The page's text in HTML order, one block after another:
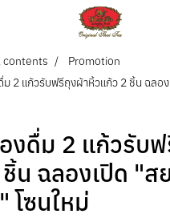
contents
Promotion
ม 2 แก้วรับฟรีถุงผ้าหิ้วแก้ว 2 ชิ้น ฉลอ
งดื่ม 2 แก้วรับ
น ฉลองเปิด "ส
โซนใหม่